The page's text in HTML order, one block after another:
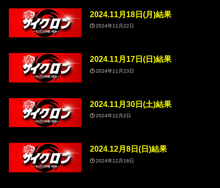
2024.11月18日(月)結果
2024年11月22日
2024.11月17日(日)結果
2024年11月23日
2024.11月30日(土)結果
2024年12月2日
2024.12月8日(日)結果
2024年12月16日